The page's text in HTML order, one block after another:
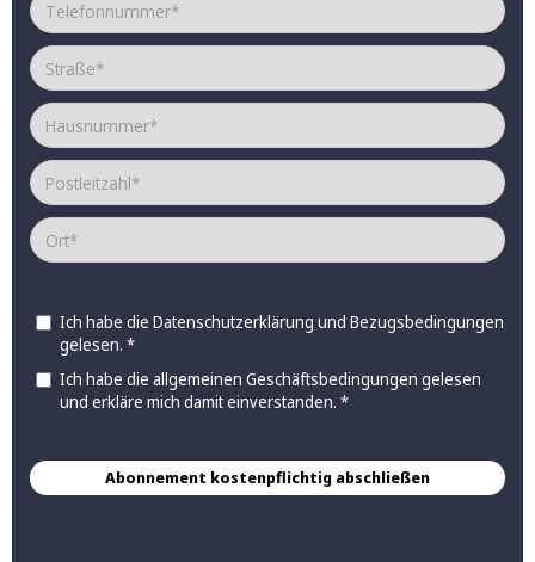
Ich habe die Datenschutzerklärung und Bezugsbedingungen
gelesen. *
Ich habe die allgemeinen Geschäftsbedingungen gelesen
und erkläre mich damit einverstanden. *